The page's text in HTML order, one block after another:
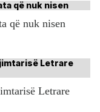
që nuk nisen
Letrare